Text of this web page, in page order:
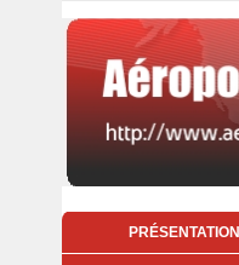
PRÉSENTATION